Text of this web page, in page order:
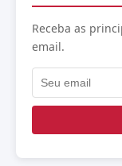
Receba as
email.